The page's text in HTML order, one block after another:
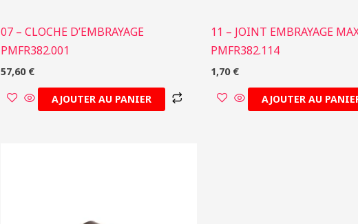
07 – CLOCHE D’EMBRAYAGE
PMFR382.001
57,60 €
AJOUTER AU PANIER
11 – JOINT EMBRAYAGE
PMFR382.114
1,70 €
AJOUTER AU